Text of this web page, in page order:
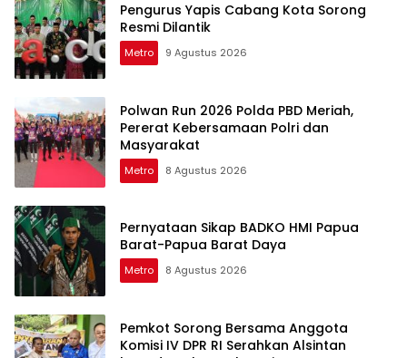
Pengurus Yapis Cabang Kota Sorong
Resmi Dilantik
Metro 9 Agustus 2026
Polwan Run 2026 Polda PBD Meriah,
Pererat Kebersamaan Polri dan
Masyarakat
Metro 8 Agustus 2026
Pernyataan Sikap BADKO HMI Papua
Barat-Papua Barat Daya
Metro 8 Agustus 2026
Pemkot Sorong Bersama Anggota
Komisi IV DPR RI Serahkan Alsintan